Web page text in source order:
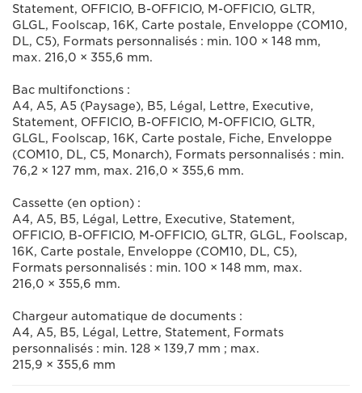
Statement, OFFICIO, B-OFFICIO, M-OFFICIO, GLTR,
GLGL, Foolscap, 16K, Carte postale, Enveloppe (COM10,
DL, C5), Formats personnalisés : min. 100 × 148 mm,
max. 216,0 × 355,6 mm.
Bac multifonctions :
A4, A5, A5 (Paysage), B5, Légal, Lettre, Executive,
Statement, OFFICIO, B-OFFICIO, M-OFFICIO, GLTR,
GLGL, Foolscap, 16K, Carte postale, Fiche, Enveloppe
(COM10, DL, C5, Monarch), Formats personnalisés : min.
76,2 × 127 mm, max. 216,0 × 355,6 mm.
Cassette (en option) :
A4, A5, B5, Légal, Lettre, Executive, Statement,
OFFICIO, B-OFFICIO, M-OFFICIO, GLTR, GLGL, Foolscap,
16K, Carte postale, Enveloppe (COM10, DL, C5),
Formats personnalisés : min. 100 × 148 mm, max.
216,0 × 355,6 mm.
Chargeur automatique de documents :
A4, A5, B5, Légal, Lettre, Statement, Formats
personnalisés : min. 128 × 139,7 mm ; max.
215,9 × 355,6 mm